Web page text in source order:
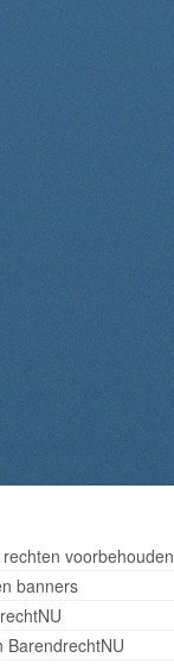
voorbehouden
banners
BarendrechtNU